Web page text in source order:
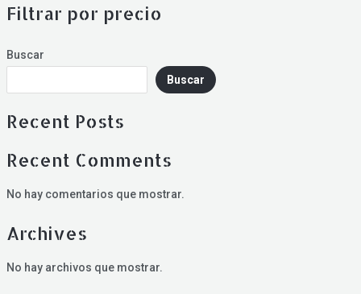
Filtrar por precio
Buscar
Buscar
Recent Posts
Recent Comments
No hay comentarios que mostrar.
Archives
No hay archivos que mostrar.